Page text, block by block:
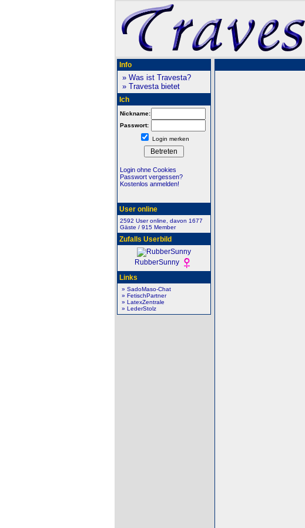
Info
» Was ist Travesta?
» Travesta bietet
Ich
Nickname:
Passwort:
Login merken
Login ohne Cookies
Passwort vergessen?
Kostenlos anmelden!
User online
2592 User online, davon 1677
Gäste / 915 Member
Zufalls Userbild
RubberSunny
Links
» SadoMaso-Chat
» FetischPartner
» LatexZentrale
» LederStolz